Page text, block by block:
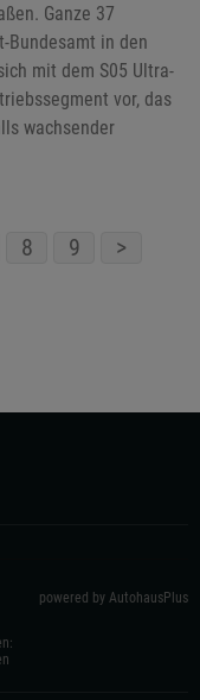
Ganze 37
Bundesamt in den
mit dem S05 Ultra-
vor, das
wachsender
8 9
>
powered by AutohausPlus